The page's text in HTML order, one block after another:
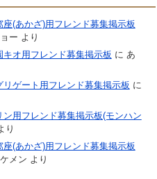
座(あかざ)用フレンド募集掲示板
ー より
キオ用フレンド募集掲示板 に あ
リゲート用フレンド募集掲示板 に
ン用フレンド募集掲示板(モンハン
り
座(あかざ)用フレンド募集掲示板
メン より